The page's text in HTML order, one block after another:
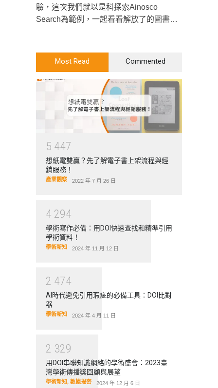
驗，這次我們就以是科探索Ainosco
Search為範例，一起看看解放了的圖書內
Most Read Commented
5 447
想紙電雙贏？先了解電子書上架流程與經
銷服務！
產業觀察 2022 年 7 月 26 日
4 294
學術寫作必備：用DOI快速查找和精準引用
學術資料！
學術新知 2024 年 11 月 12 日
2 474
AI時代避免引用瑕疵的必備工具：DOI比對
器
學術新知 2024 年 4 月 11 日
2 329
用DOI串聯知識網絡的學術盛會：2023臺
灣學術傳播獎回顧與展望
學術新知, 數據揭密 2024 年 12 月 6 日